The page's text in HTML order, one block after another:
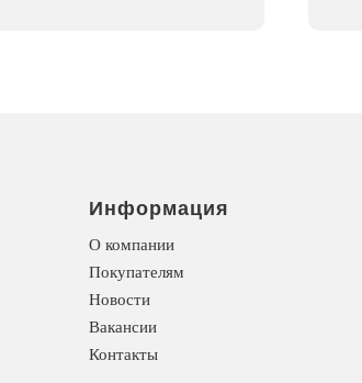
Информация
О компании
Покупателям
Новости
Вакансии
Контакты